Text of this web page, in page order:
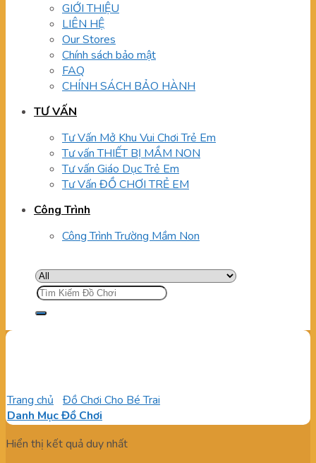
GIỚI THIỆU
LIÊN HỆ
Our Stores
Chính sách bảo mật
FAQ
CHÍNH SÁCH BẢO HÀNH
TƯ VẤN
Tư Vấn Mở Khu Vui Chơi Trẻ Em
Tư vấn THIẾT BỊ MẦM NON
Tư vấn Giáo Dục Trẻ Em
Tư Vấn ĐỒ CHƠI TRẺ EM
Công Trình
Công Trình Trường Mầm Non
Tìm
kiếm:
Trang chủ Đồ Chơi Cho Bé Trai
Danh Mục Đồ Chơi
Hiển thị kết quả duy nhất